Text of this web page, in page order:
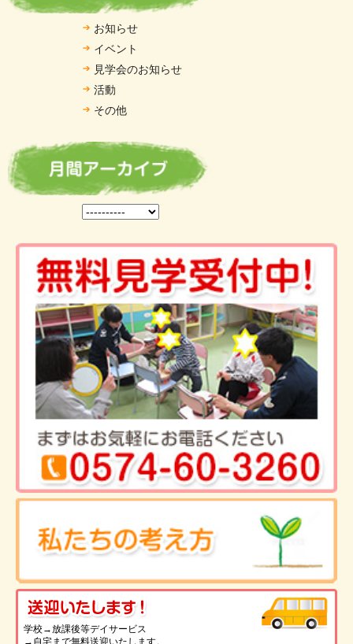
お知らせ
イベント
見学会のお知らせ
活動
その他
学校→放課後等デイサービス
→自宅まで無料送迎いたします。